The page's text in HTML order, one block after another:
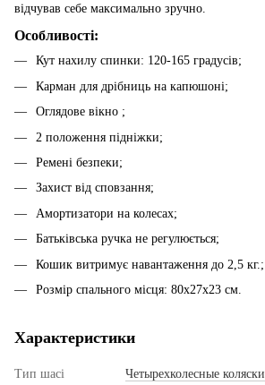
відчував себе максимально зручно.
Особливості:
Кут нахилу спинки: 120-165 градусів;
Карман для дрібниць на капюшоні;
Оглядове вікно ;
2 положення підніжки;
Ремені безпеки;
Захист від сповзання;
Амортизатори на колесах;
Батьківська ручка не регулюється;
Кошик витримує навантаження до 2,5 кг.;
Розмір спального місця: 80х27х23 см.
Характеристики
Тип шасі
Четырехколесные коляски